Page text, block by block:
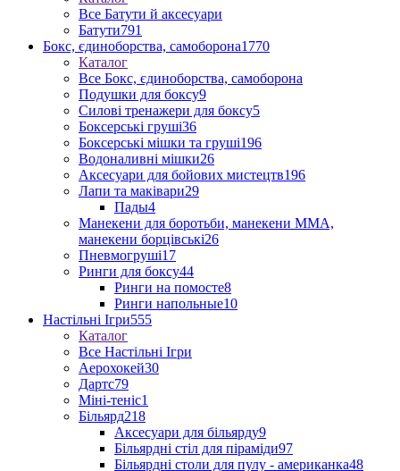
Все Батути й аксесуари
Батути791
Бокс, єдиноборства, самоборона1770
Каталог
Все Бокс, єдиноборства, самоборона
Подушки для боксу9
Силові тренажери для боксу5
Боксерські груші36
Боксерські мішки та груші196
Водоналивні мішки26
Аксесуари для бойових мистецтв196
Лапи та маківари29
Пады4
Манекени для боротьби, манекени ММА,
манекени борцівські26
Пневмогруші17
Ринги для боксу44
Ринги на помосте8
Ринги напольные10
Настільні Ігри555
Каталог
Все Настільні Ігри
Аерохокей30
Дартс79
Міні-теніс1
Більярд218
Аксесуари для більярду9
Більярдні стіл для піраміди97
Більярдні столи для пулу - американка48